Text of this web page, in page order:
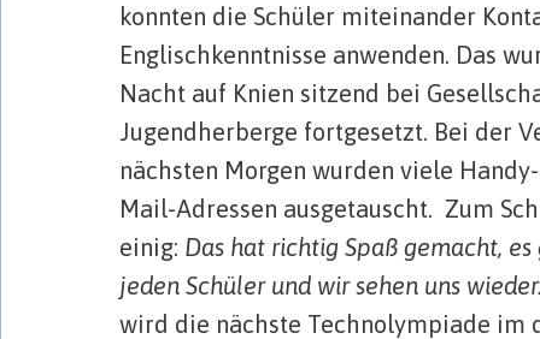
konnten die Schüler miteinander
Englischkenntnisse anwenden. Das
Nacht auf Knien sitzend bei
Jugendherberge fortgesetzt. Bei der
nächsten Morgen wurden viele
Mail-Adressen ausgetauscht. Zum
einig: Das hat richtig Spaßgemacht,
jeden Schülerund wir sehen uns
wird die nächste Technolympiade im